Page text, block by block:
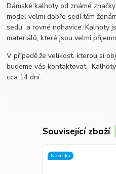
Dámské kalhoty od známé
model velmi dobře sedí těm
sedu a rovné nohavice. Kalhoty
materiálů, které jsou velmi
V případě,že velikost, kterou si
budeme vás kontaktovat.
cca 14 dní.
Související zboží
Novinka